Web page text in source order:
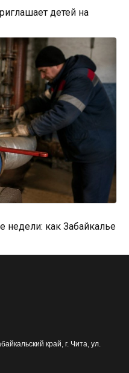
детей на
недели: как Забайкалье
край, г. Чита ул.